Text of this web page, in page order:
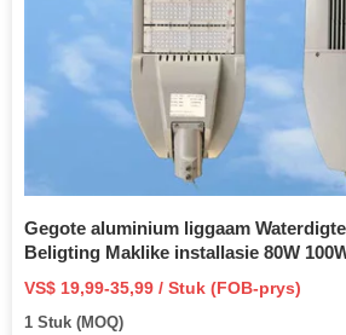
Gegote aluminium liggaam
Beligting Maklike installasie 80W
Straatligte Lamp
VS$ 19,99-35,99 / Stuk (FOB-prys)
1 Stuk (MOQ)